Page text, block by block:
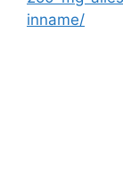
inname/